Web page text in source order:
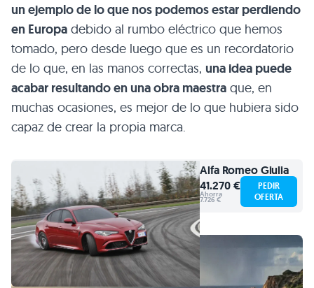
un ejemplo de lo que nos podemos estar perdiendo
en Europa debido al rumbo eléctrico que hemos
tomado, pero desde luego que es un recordatorio
de lo que, en las manos correctas, una idea puede
acabar resultando en una obra maestra que, en
muchas ocasiones, es mejor de lo que hubiera sido
capaz de crear la propia marca.
Alfa RomeoGiulia
41.270 €
Ahorra
7.726 €
PEDIR
OFERTA